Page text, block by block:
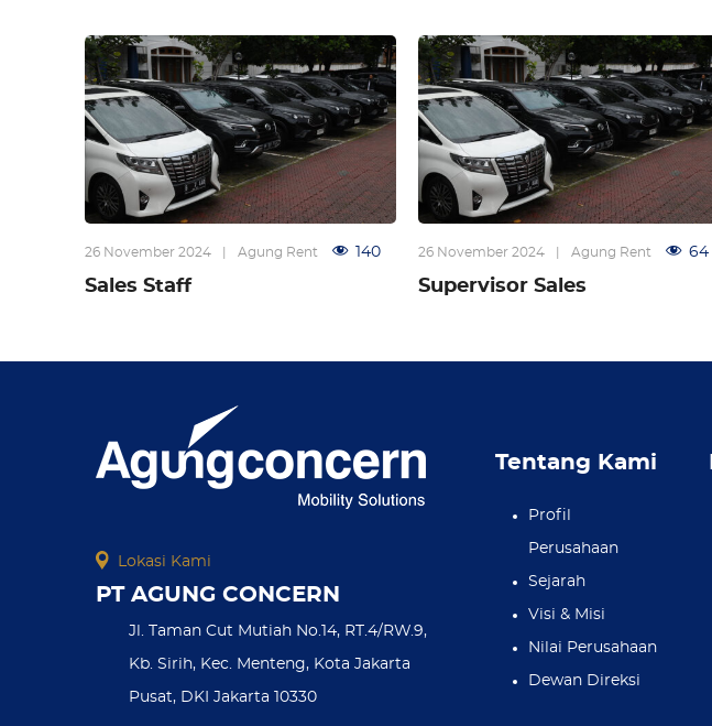
26 November 2024 Agung Rent 140
Sales Staff
26 November 2024 Agung Rent 64
Supervisor Sales
Lokasi Kami
PT AGUNG CONCERN
Jl. Taman Cut Mutiah No.14, RT.4/RW.9,
Kb. Sirih, Kec. Menteng, Kota Jakarta
Pusat, DKI Jakarta 10330
Tentang Kami
Profil
Perusahaan
Sejarah
Visi & Misi
Nilai Perusahaan
Dewan Direksi